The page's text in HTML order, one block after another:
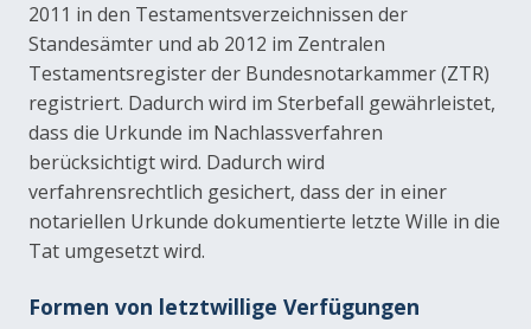
2011 in den Testamentsverzeichnissen der
Standesämter und ab 2012 im Zentralen
Testamentsregister der Bundesnotarkammer (ZTR)
registriert. Dadurch wird im Sterbefall gewährleistet,
dass die Urkunde im Nachlassverfahren
berücksichtigt wird. Dadurch wird
verfahrensrechtlich gesichert, dass der in einer
notariellen Urkunde dokumentierte letzte Wille in die
Tat umgesetzt wird.
Formen von letztwillige Verfügungen